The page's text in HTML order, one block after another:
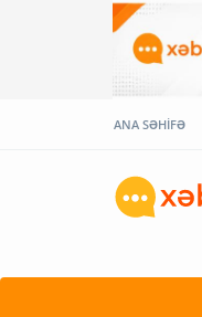
ANA SƏHİFƏ